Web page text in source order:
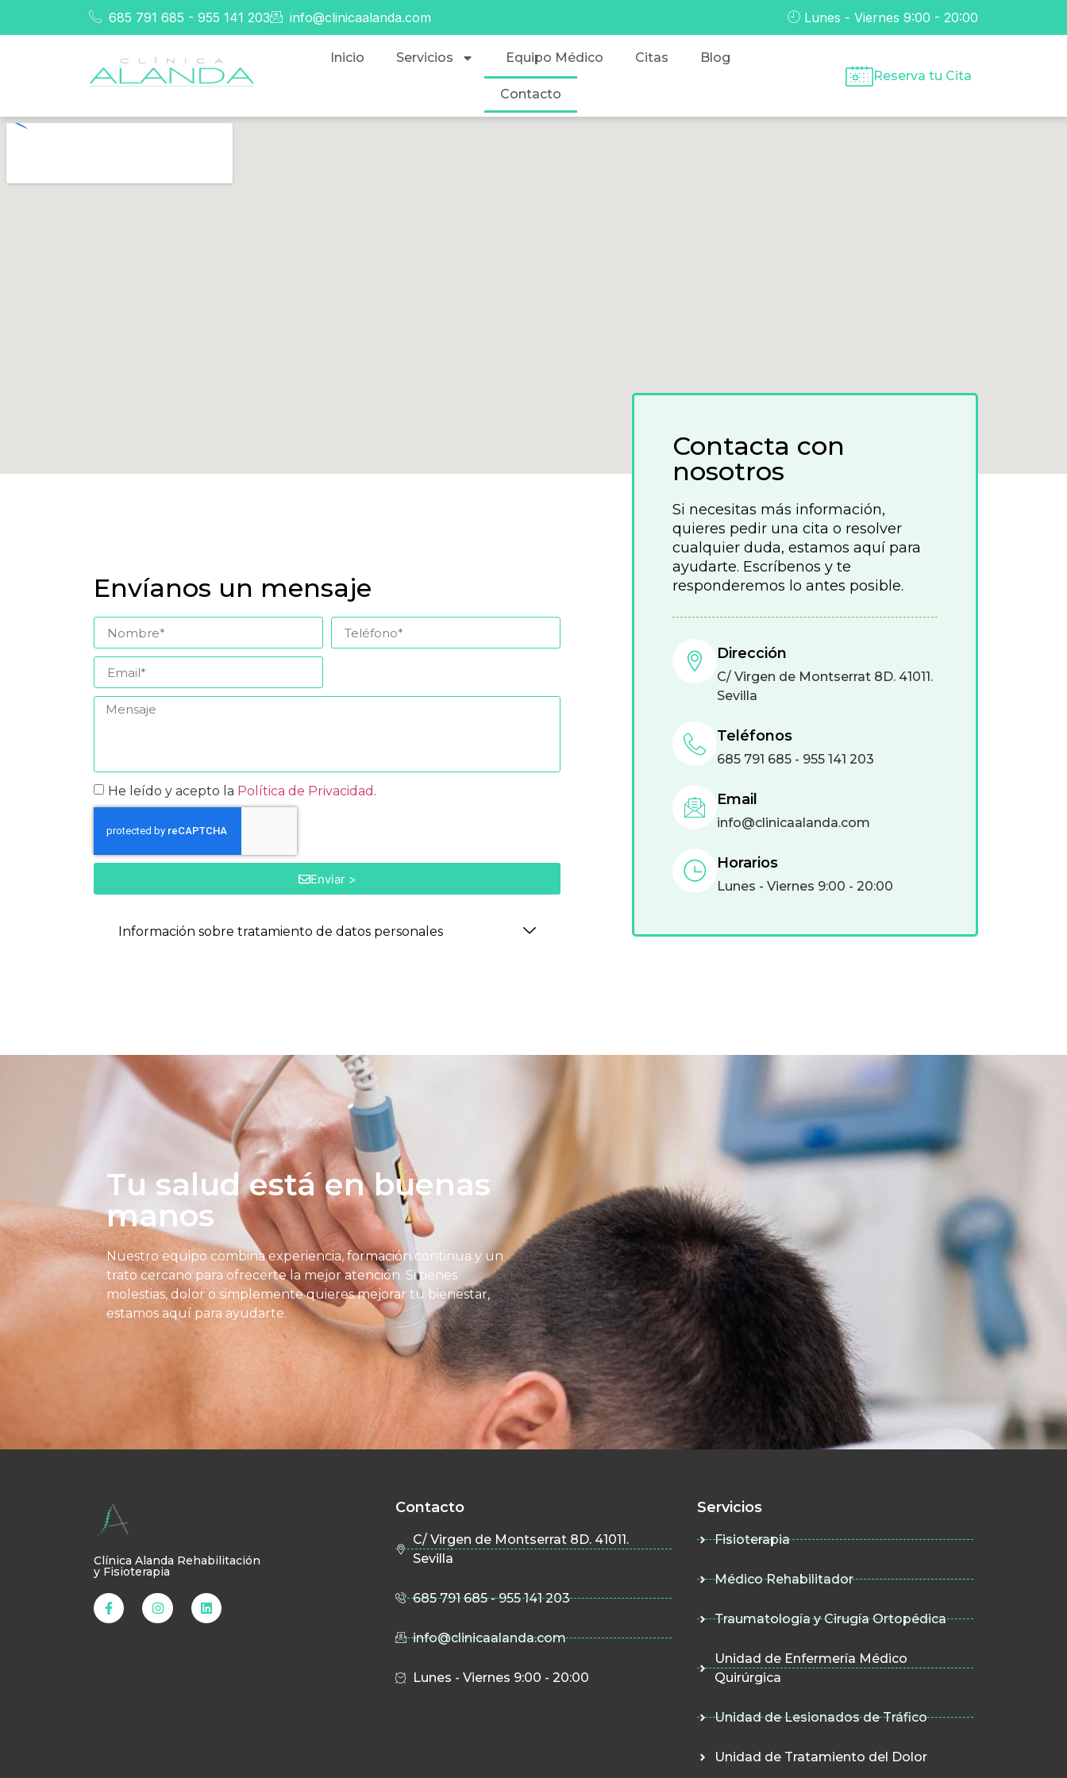
685 791 685 - 955 141 203 info@clinicaalanda.com Lunes - Viernes 9:00 - 20:00
Inicio Servicios Equipo Médico Citas Blog
Contacto
Reserva tu Cita
Envíanos un mensaje
He leído y acepto la Política de Privacidad.
Enviar >
Información sobre tratamiento de datos personales
Contacta con
nosotros
Si necesitas más información,
quieres pedir una cita o resolver
cualquier duda, estamos aquí para
ayudarte. Escríbenos y te
responderemos lo antes posible.
Dirección
C/ Virgen de Montserrat 8D. 41011.
Sevilla
Teléfonos
685 791 685 - 955 141 203
Email
info@clinicaalanda.com
Horarios
Lunes - Viernes 9:00 - 20:00
Tu salud está en buenas
manos
Nuestro equipo combina experiencia, formación continua y un
trato cercano para ofrecerte la mejor atención. Si tienes
molestias, dolor o simplemente quieres mejorar tu bienestar,
estamos aquí para ayudarte.
Clínica Alanda Rehabilitación
y Fisioterapia
Contacto
C/ Virgen de Montserrat 8D. 41011.
Sevilla
685 791 685 - 955 141 203
info@clinicaalanda.com
Lunes - Viernes 9:00 - 20:00
Servicios
Fisioterapia
Médico Rehabilitador
Traumatología y Cirugía Ortopédica
Unidad de Enfermería Médico
Quirúrgica
Unidad de Lesionados de Tráfico
Unidad de Tratamiento del Dolor